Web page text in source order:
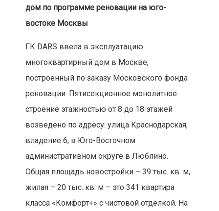
дом по программе реновации на юго-
востоке Москвы
ГК DARS ввела в эксплуатацию
многоквартирный дом в Москве,
построенный по заказу Московского фонда
реновации. Пятисекционное монолитное
строение этажностью от 8 до 18 этажей
возведено по адресу: улица Краснодарская,
владение 6, в Юго-Восточном
административном округе в Люблино.
Общая площадь новостройки – 39 тыс. кв. м,
жилая – 20 тыс. кв. м – это 341 квартира
класса «Комфорт+» с чистовой отделкой. На